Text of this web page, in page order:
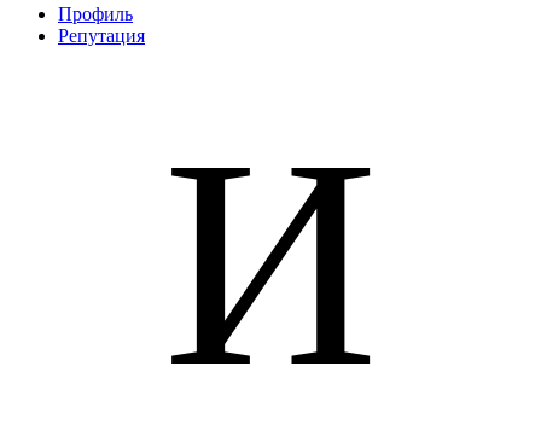
Профиль
Репутация
И